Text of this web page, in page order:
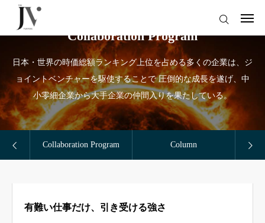
Collaboration Program
日本・世界の時価総額ランキング上位を占める多くの企業は、ジ
ョイントベンチャーを駆使することで 圧倒的な成長を遂げ、中
小零細企業から大手企業の仲間入りを果たしている。
Collaboration Program Column
有難い仕事だけ、引き受ける強さ
ログイン
サイトトップ
コラムトップ
Company
Column
Doctor-DX（医療従事者はこちら）
小磯卓也（オフィシャルサイト）